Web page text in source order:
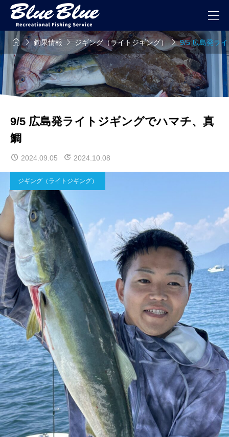
釣果情報ジギング（ライトジギング） 9/5 広島発ラ
9/5 広島発ライトジギングでハマチ、真
鯛
2024.09.05 2024.10.08
ジギング（ライトジギング）